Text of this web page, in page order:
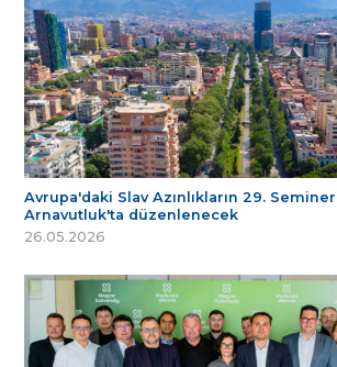
Avrupa'daki Slav Azınlıkların 29.
Arnavutluk'ta düzenlenecek
26.05.2026